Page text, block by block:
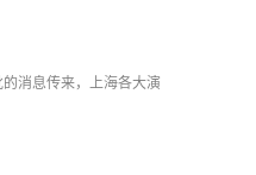
消息传来，上海各大演